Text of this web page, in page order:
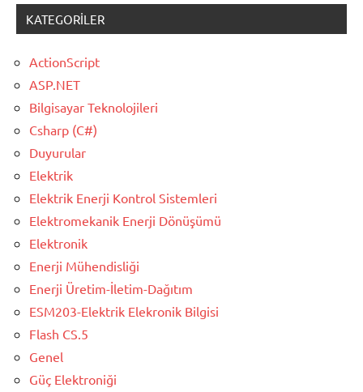
KATEGORILER
ActionScript
ASP.NET
Bilgisayar Teknolojileri
Csharp (C#)
Duyurular
Elektrik
Elektrik Enerji Kontrol Sistemleri
Elektromekanik Enerji Dönüşümü
Elektronik
Enerji Mühendisliği
Enerji Üretim-İletim-Dağıtım
ESM203-Elektrik Elekronik Bilgisi
Flash CS.5
Genel
Güç Elektroniği